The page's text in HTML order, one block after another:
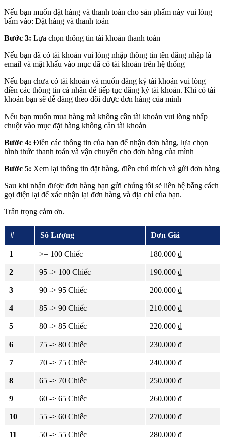
Nếu bạn muốn đặt hàng và thanh toán cho sản phẩm này vui lòng
bấm vào: Đặt hàng và thanh toán
Bước 3: Lựa chọn thông tin tài khoản thanh toán
Nếu bạn đã có tài khoản vui lòng nhập thông tin tên đăng nhập là
email và mật khẩu vào mục đã có tài khoản trên hệ thống
Nếu bạn chưa có tài khoản và muốn đăng ký tài khoản vui lòng
điền các thông tin cá nhân để tiếp tục đăng ký tài khoản. Khi có tài
khoản bạn sẽ dễ dàng theo dõi được đơn hàng của mình
Nếu bạn muốn mua hàng mà không cần tài khoản vui lòng nhấp
chuột vào mục đặt hàng không cần tài khoản
Bước 4: Điền các thông tin của bạn để nhận đơn hàng, lựa chọn
hình thức thanh toán và vận chuyển cho đơn hàng của mình
Bước 5: Xem lại thông tin đặt hàng, điền chú thích và gửi đơn hàng
Sau khi nhận được đơn hàng bạn gửi chúng tôi sẽ liên hệ bằng cách
gọi điện lại để xác nhận lại đơn hàng và địa chỉ của bạn.
Trân trọng cảm ơn.
# Số Lượng Đơn Giá
1 >= 100 Chiếc 180.000 ₫
2 95 -> 100 Chiếc 190.000 ₫
3 90 -> 95 Chiếc 200.000 ₫
4 85 -> 90 Chiếc 210.000 ₫
5 80 -> 85 Chiếc 220.000 ₫
6 75 -> 80 Chiếc 230.000 ₫
7 70 -> 75 Chiếc 240.000 ₫
8 65 -> 70 Chiếc 250.000 ₫
9 60 -> 65 Chiếc 260.000 ₫
10 55 -> 60 Chiếc 270.000 ₫
11 50 -> 55 Chiếc 280.000 ₫